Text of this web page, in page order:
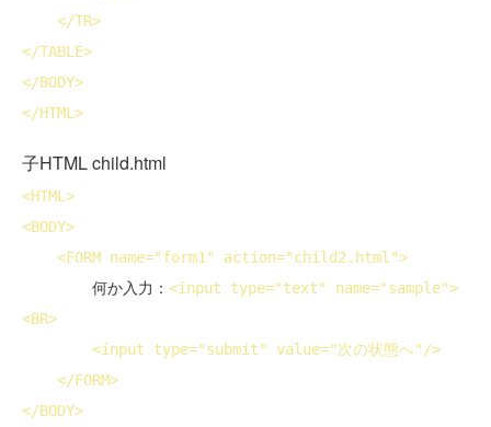
</TR>
</TABLE>
</BODY>
</HTML >
子HTML child.html
<HTML >
<BODY>
<FORM name="form1" action="child2.html">
        何か入力：
<input type="text" name="sample">
<BR>
<input type="submit" value="次の状態へ"/>
</FORM>
</BODY>